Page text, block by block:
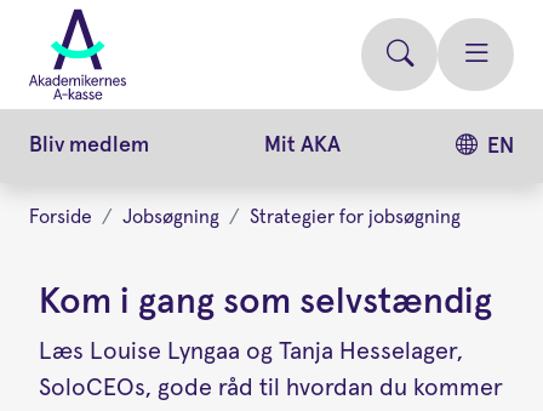
videre
hovedindhold
Bliv medlem Mit AKA EN
Forside Jobsøgning Strategier for jobsøgning
Kom i gang som selvstændig
Læs Louise Lyngaa og Tanja Hesselager,
SoloCEOs, gode råd til hvordan du kommer